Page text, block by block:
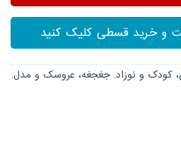
و خرید قسطی کلیک کنید
کودک و نوزاد, جغجغه، عروسک و مدل,